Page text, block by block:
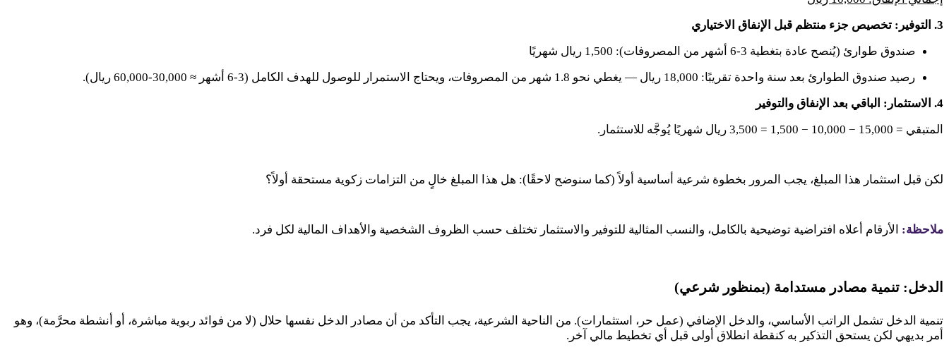
3. التوفير: تخصيص جزء منتظم قبل الإنفاق الاختياري
صندوق طوارئ (يُنصح عادة بتغطية 3
-
6 أشهر من المصروفات): 1,500 ريال شهريًا
رصيد صندوق الطوارئ بعد سنة واحدة تقريبًا: 18,000 ريال — يغطي نحو 1.8 شهر من المصروفات، ويحتاج الاستمرار للوصول للهدف الكامل (3
-
6 أشهر ≈ 30,000
-
60,000 ريال).
4. الاستثمار: الباقي بعد الإنفاق والتوفير
المتبقي = 15,000
−
10,000
−
1,500
=
3,500 ريال شهريًا يُوجَّه للاستثمار.
لكن قبل استثمار هذا المبلغ، يجب المرور بخطوة شرعية أساسية أولاً (كما سنوضح لاحقًا): هل هذا المبلغ خالٍ من التزامات زكوية مستحقة أولاً؟
ملاحظة: الأرقام أعلاه افتراضية توضيحية بالكامل، والنسب المثالية للتوفير والاستثمار تختلف حسب الظروف الشخصية والأهداف المالية لكل فرد.
الدخل: تنمية مصادر مستدامة (بمنظور شرعي)
تنمية الدخل تشمل الراتب الأساسي، والدخل الإضافي (عمل حر، استثمارات). من الناحية الشرعية، يجب التأكد من أن مصادر الدخل نفسها حلال (لا من فوائد ربوية مباشرة، أو أنشطة محرَّمة)، وهو
أمر بديهي لكن يستحق التذكير به كنقطة انطلاق أولى قبل أي تخطيط مالي آخر.